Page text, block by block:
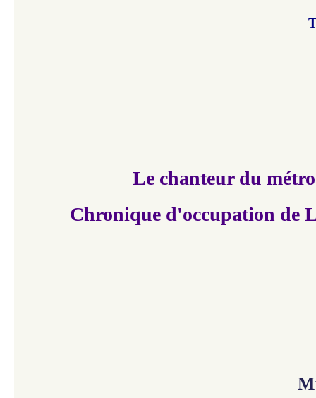
Le chanteur du métro
Chronique d'occupation de